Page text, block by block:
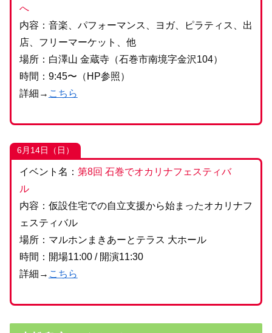
へ
内容：音楽、パフォーマンス、ヨガ、ピラティス、出
店、フリーマーケット、他
場所：白澤山 金蔵寺（石巻市南境字金沢104）
時間：9:45〜（HP参照）
詳細→ こちら
6月14日（日）
イベント名： 第8回 石巻でオカリナフェスティバ
ル
内容：仮設住宅での自立支援から始まったオカリナフ
ェスティバル
場所：マルホンまきあーとテラス 大ホール
時間：開場11:00 / 開演11:30
詳細→ こちら